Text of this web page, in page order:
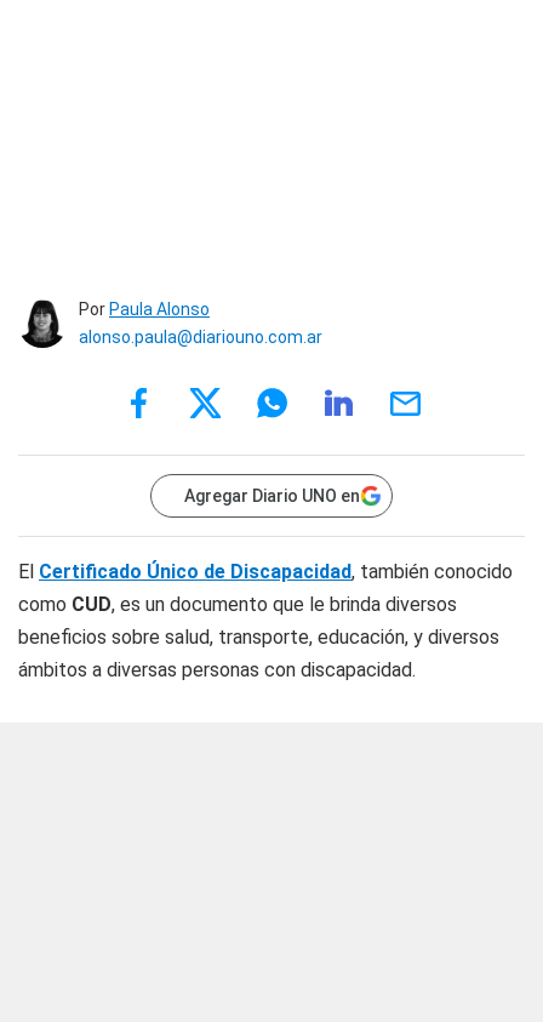
Por Paula Alonso
alonso.paula@diariouno.com.ar
Agregar Diario UNO en
El Certificado Único de Discapacidad, también conocido
como CUD, es un documento que le brinda diversos
beneficios sobre salud, transporte, educación, y diversos
ámbitos a diversas personas con discapacidad.